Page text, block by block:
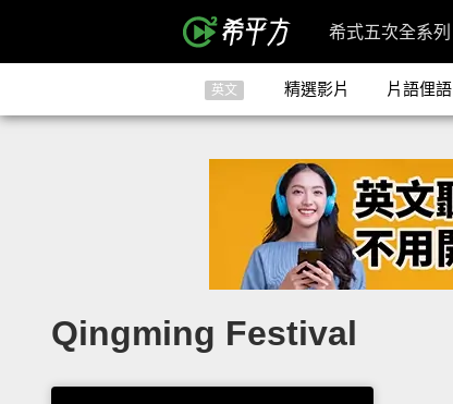
希式五次全系列
英文 精選影片 片語俚語
Qingming Festival